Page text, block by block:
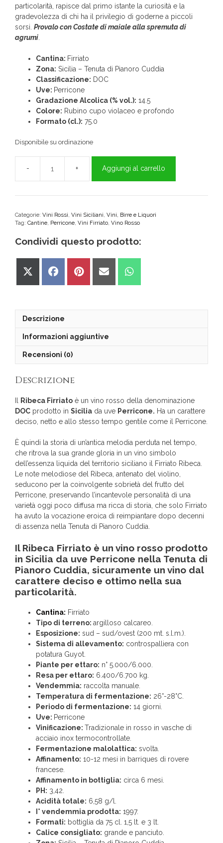
particolarità, rapisce dal primo istante la curiosità e la
gradevolezza di chi ha il privilegio di goderne a piccoli
sorsi. Provalo con Costate di maiale alla spremuta di
agrumi
Cantina: Firriato
Zona: Sicilia – Tenuta di Pianoro Cuddia
Classificazione: DOC
Uve: Perricone
Gradazione Alcolica (% vol.): 14.5
Colore: Rubino cupo violaceo e profondo
Formato (cl.): 75.0
Disponibile su ordinazione
Ribeca
"Firriato"
Perricone
DOC
quantità
Aggiungi al carrello
Categorie: Vini Rossi, Vini Siciliani, Vini, Birre e Liquori
Tag: Cantine, Perricone, Vini Firriato, Vino Rosso
Condividi questo prodotto:
Share
Share
Share
Share
Share
Descrizione
Informazioni aggiuntive
Recensioni (0)
Descrizione
Il Ribeca Firriato è un vino rosso della denominazione
DOC prodotto in Sicilia da uve Perricone. Ha un carattere
deciso, netto e allo stesso tempo gentile come il Perricone.
È quindi la storia di un’antica melodia perduta nel tempo,
che ritrova la sua grande gloria in un vino simbolo
dell’essenza liquida del territorio siciliano il Firriato Ribeca.
Le note melodiose del Ribeca, antenato del violino,
seducono per la coinvolgente sobrietà del frutto del
Perricone, preservando l’incantevole personalità di una
varietà oggi poco diffusa ma ricca di storia, che solo Firriato
ha avuto la vocazione eroica di reimpiantare dopo decenni
di assenza nella Tenuta di Pianoro Cuddia.
Il Ribeca Firriato è un vino rosso prodotto
in Sicilia da uve Perricone nella Tenuta di
Pianoro Cuddia, sicuramente un vino dal
carattere deciso e ottimo nella sua
particolarità.
Cantina: Firriato
Tipo di terreno: argilloso calcareo.
Esposizione: sud – sud/ovest (200 mt. s.l.m.).
Sistema di allevamento: controspalliera con
potatura Guyot.
Piante per ettaro: n° 5.000/6.000.
Resa per ettaro: 6.400/6.700 kg.
Vendemmia: raccolta manuale.
Temperatura di fermentazione: 26°-28°C.
Periodo di fermentazione: 14 giorni.
Uve: Perricone
Vinificazione: Tradizionale in rosso in vasche di
acciaio inox termocontrollate.
Fermentazione malolattica: svolta.
Affinamento: 10-12 mesi in barriques di rovere
francese.
Affinamento in bottiglia: circa 6 mesi.
PH: 3,42.
Acidità totale: 6,58 g/l.
I° vendemmia prodotta: 1997.
Formati: bottiglia da 75 cl. 1,5 lt. e 3 lt.
Calice consigliato: grande e panciuto.